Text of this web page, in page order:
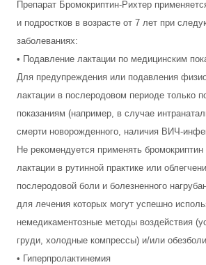
Препарат Бромокриптин-Рихтер
и подростков в возрасте от 7 лет при
заболеваниях:
• Подавление лактации по медицинским
Для предупреждения или подавления
лактации в послеродовом периоде только
показаниям (например, в случае
смерти новорожденного, наличия ВИЧ-
Не рекомендуется применять
лактации в рутинной практике или
послеродовой боли и болезненного
для лечения которых могут успешно
немедикаментозные методы воздействия
груди, холодные компрессы) и/или
• Гиперпролактинемия